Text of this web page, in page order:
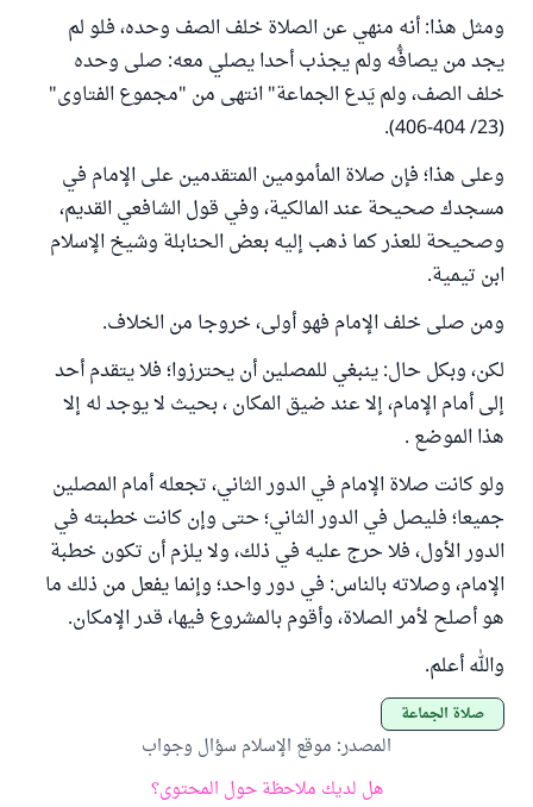
ومثل هذا: أنه منهي عن الصلاة خلف الصف وحده، فلو لم
يجد من يصافُّه ولم يجذب أحدا يصلي معه: صلى وحده
خلف الصف، ولم يَدع الجماعة" انتهى من "مجموع الفتاوى"
(23/ 404-406).
وعلى هذا؛ فإن صلاة المأمومين المتقدمين على الإمام في
مسجدك صحيحة عند المالكية، وفي قول الشافعي القديم،
وصحيحة للعذر كما ذهب إليه بعض الحنابلة وشيخ الإسلام
ابن تيمية.
ومن صلى خلف الإمام فهو أولى، خروجا من الخلاف.
لكن، وبكل حال: ينبغي للمصلين أن يحترزوا؛ فلا يتقدم أحد
إلى أمام الإمام، إلا عند ضيق المكان ، بحيث لا يوجد له إلا
هذا الموضع .
ولو كانت صلاة الإمام في الدور الثاني، تجعله أمام المصلين
جميعا؛ فليصل في الدور الثاني؛ حتى وإن كانت خطبته في
الدور الأول، فلا حرج عليه في ذلك، ولا يلزم أن تكون خطبة
الإمام، وصلاته بالناس: في دور واحد؛ وإنما يفعل من ذلك ما
هو أصلح لأمر الصلاة، وأقوم بالمشروع فيها، قدر الإمكان.
والله أعلم.
صلاة الجماعة
المصدر: موقع الإسلام سؤال وجواب
هل لديك ملاحظة حول المحتوى؟